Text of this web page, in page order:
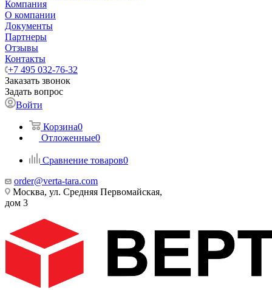
Компания
О компании
Документы
Партнеры
Отзывы
Контакты
+7 495 032-76-32
Заказать звонок
Задать вопрос
Войти
Корзина0
Отложенные0
Сравнение товаров0
order@verta-tara.com
Москва, ул. Средняя Первомайская,
дом 3